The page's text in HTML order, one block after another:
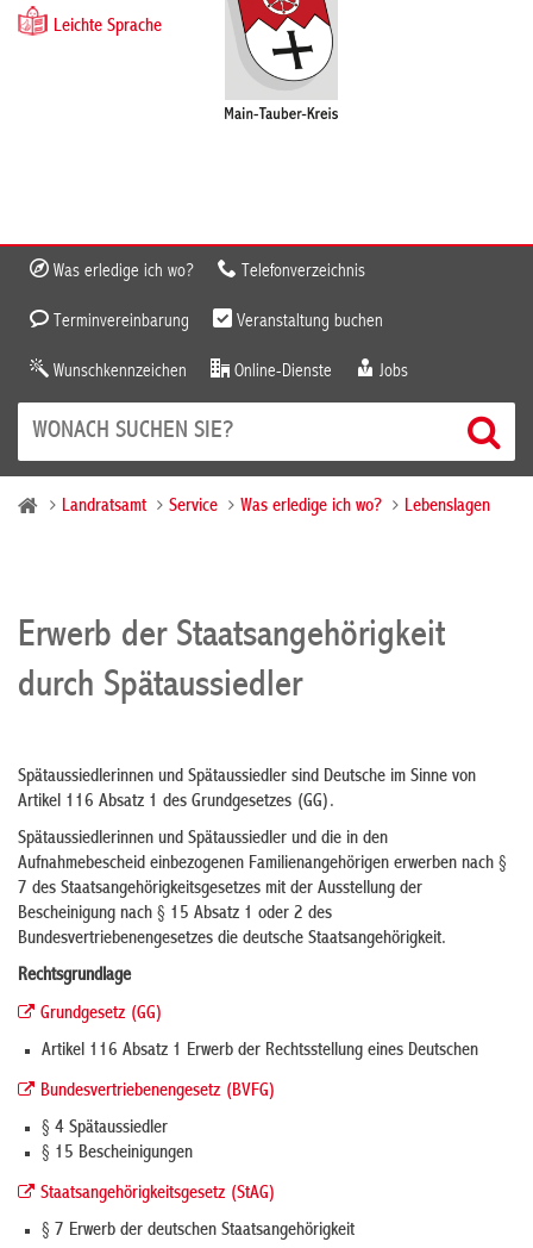
Leichte Sprache
Was erledige ich wo? Telefonverzeichnis
Terminvereinbarung Veranstaltung buchen
Wunschkennzeichen Online-Dienste Jobs
Landratsamt Service Was erledige ich wo? Lebenslagen
Erwerb der Staatsangehörigkeit
durch Spätaussiedler
Spätaussiedlerinnen und Spätaussiedler sind Deutsche im Sinne von
Artikel 116 Absatz 1 des Grundgesetzes (GG).
Spätaussiedlerinnen und Spätaussiedler und die in den
Aufnahmebescheid einbezogenen Familienangehörigen erwerben nach §
7 des Staatsangehörigkeitsgesetzes mit der Ausstellung der
Bescheinigung nach § 15 Absatz 1 oder 2 des
Bundesvertriebenengesetzes die deutsche Staatsangehörigkeit.
Rechtsgrundlage
Grundgesetz (GG)
Artikel 116 Absatz 1 Erwerb der Rechtsstellung eines Deutschen
Bundesvertriebenengesetz (BVFG)
§ 4 Spätaussiedler
§ 15 Bescheinigungen
Staatsangehörigkeitsgesetz (StAG)
§ 7 Erwerb der deutschen Staatsangehörigkeit